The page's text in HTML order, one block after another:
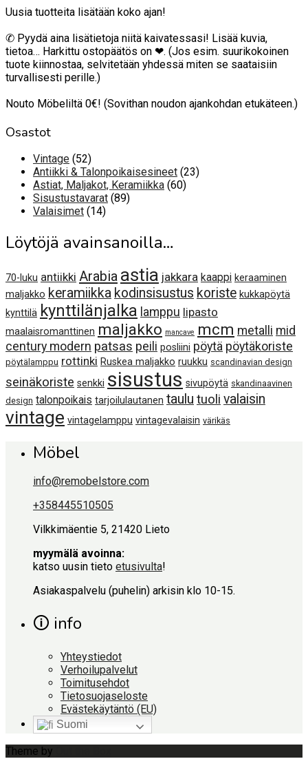
Uusia tuotteita lisätään koko ajan!
✆ Pyydä aina lisätietoja niitä kaivatessasi! Lisää kuvia,
tietoa… Harkittu ostopäätös on ❤. (Jos esim. suurikokoinen
tuote kiinnostaa, selvitetään yhdessä miten se saataisiin
turvallisesti perille.)
Nouto Möbeliltä 0€! (Sovithan noudon ajankohdan etukäteen.)
Osastot
Vintage 5252
tuotetta
Antiikki & Talonpoikaisesineet 2323
Astiat, Maljakot, Keramiikka 6060
Sisustustavarat 8989
Valaisimet 1414
Löytöjä avainsanoilla…
70-luku antiikki Arabia astia jakkara kaappi keraaminen
maljakko keramiikka kodinsisustus koriste kukkapöytä
kynttilä kynttilänjalka lamppu lipasto
maalaisromanttinen maljakko mancave mcm metalli mid
century modern patsas peili posliini pöytä pöytäkoriste
pöytälamppu rottinki Ruskea maljakko ruukku scandinavian design
seinäkoriste senkki sisustus sivupöytä skandinaavinen
design talonpoikais tarjoilulautanen taulu tuoli valaisin
vintage vintagelamppu vintagevalaisin värikäs
Möbel
info@remobelstore.com
+358445510505
Vilkkimäentie 5, 21420 Lieto
myymälä avoinna:
katso uusin tieto etusivulta!
Asiakaspalvelu (puhelin) arkisin klo 10-15.
🛈 info
Yhteystiedot
Verhoilupalvelut
Toimitusehdot
Tietosuojaseloste
Evästekäytäntö (EU)
Suomi
Theme by